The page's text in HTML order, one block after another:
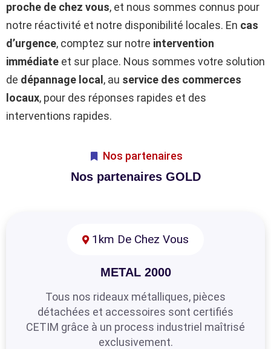
proche de chez vous, et nous sommes connus pour
notre réactivité et notre disponibilité locales. En cas
d’urgence, comptez sur notre intervention
immédiate et sur place. Nous sommes votre solution
de dépannage local , au service des commerces
locaux, pour des réponses rapides et des
interventions rapides.
Nos partenaires
Nos partenaires GOLD
1km De Chez Vous
METAL 2000
Tous nos rideaux métalliques, pièces
détachées et accessoires sont certifiés
CETIM grâce à un process industriel maîtrisé
exclusivement.